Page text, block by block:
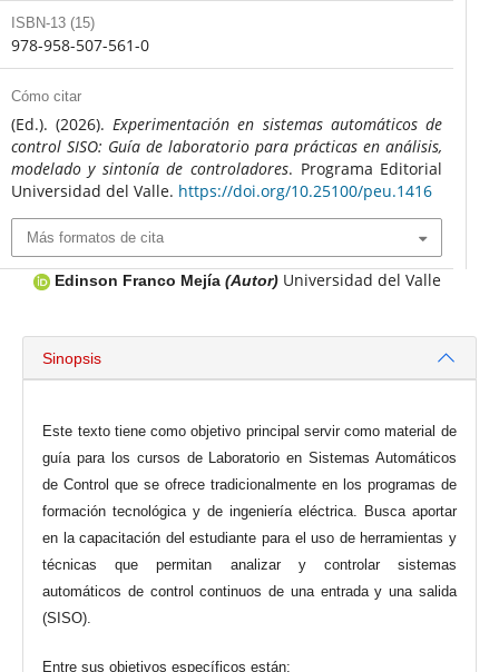
ISBN-13 (15)
978-958-507-561-0
Cómo citar
(Ed.). (2026).Experimentación en sistemas automáticos de
control SISO: Guía de laboratorio para prácticas en análisis,
modelado y sintonía de controladores. Programa Editorial
Universidad del Valle. https://doi.org/10.25100/peu.1416
Más formatos de cita
Edinson Franco Mejía (Autor) Universidad del Valle
Sinopsis
Este texto tiene como objetivo principal servir como material de
guía para los cursos de Laboratorio en Sistemas Automáticos
de Control que se ofrece tradicionalmente en los programas de
formación tecnológica y de ingeniería eléctrica. Busca aportar
en la capacitación del estudiante para el uso de herramientas y
técnicas que permitan analizar y controlar sistemas
automáticos de control continuos de una entrada y una salida
(SISO).
Entre sus objetivos específicos están: